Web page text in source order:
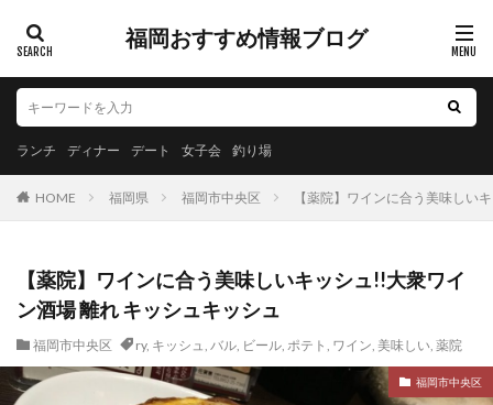
福岡おすすめ情報ブログ
ランチ ディナー デート 女子会 釣り場
HOME 福岡県 福岡市中央区 【薬院】ワインに合う美味しい
【薬院】ワインに合う美味しいキッシュ!!大衆ワイ
ン酒場 離れ キッシュキッシュ
福岡市中央区 ry, キッシュ, バル, ビール, ポテト , ワイン, 美味しい, 薬院
福岡市中央区